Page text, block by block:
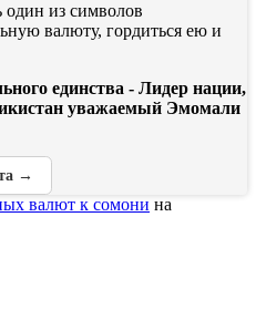
из символов
валюту, гордиться ею и
единства - Лидер нации,
уважаемый Эмомали
→
валют к сомони на